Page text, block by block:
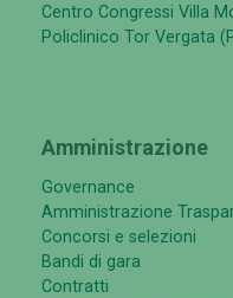
Centro Congressi Villa
Policlinico Tor Vergata
Amministrazione
Governance
Amministrazione
Concorsi e selezioni
Bandi di gara
Contratti